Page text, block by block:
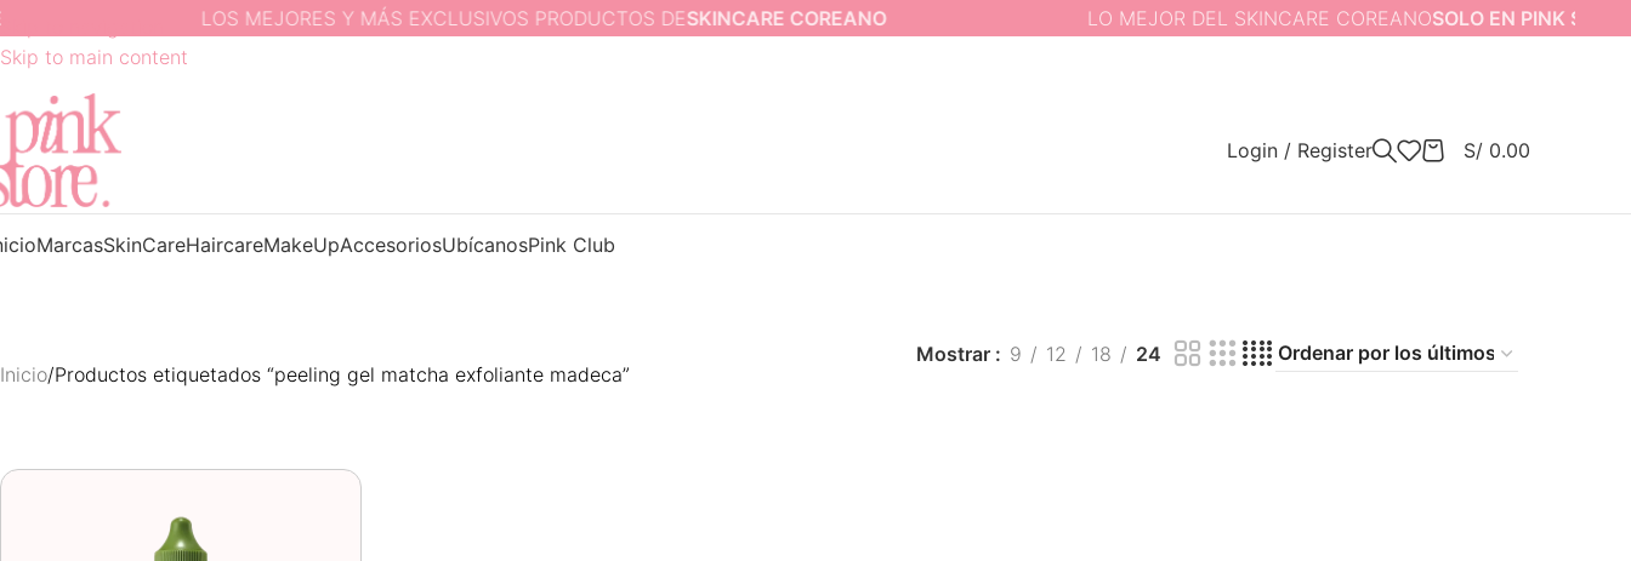
Skip to navigation
Skip to main content
LOS MEJORES Y MÁS EXCLUSIVOS PRODUCTOS DESKINCARE COREANO LO MEJOR DEL SKINCARE COREANOSOLO EN PINK STORE
Login / Register S/ 0.00
MarcasSkinCareHaircareMakeUpAccesoriosUbícanosPink Club
Inicio Productos etiquetados “peeling gel matcha exfoliante madeca”
Mostrar 9 12 18 24